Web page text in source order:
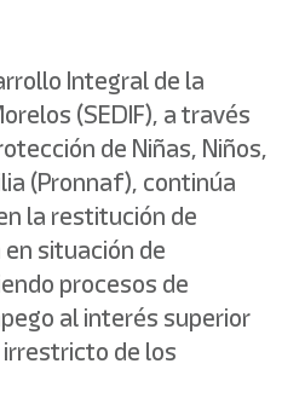
Integral de la
(SEDIF), a través
de Niñas, Niños,
(Pronnaf), continúa
la restitución de
situación de
procesos de
al interés superior
de los